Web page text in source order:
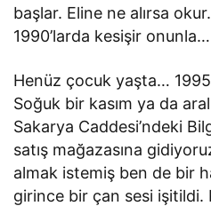
başlar. Eline ne alırsa
1990’larda kesişir onunla…
Henüz çocuk yaşta…
Soğuk bir kasım ya da
Sakarya Caddesi’ndeki
satış mağazasına
almak istemiş ben de bir
girince bir çan sesi işitildi.